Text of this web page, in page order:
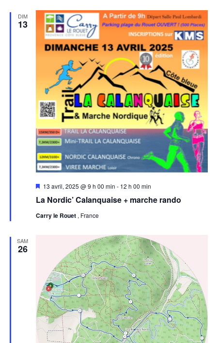
DIM
13
La Nordic’ Calanquaise + marche rando
Mis
avant
13 avril, 2025 @ 9 h 00 min - 12 h 00 min
Carry le Rouet , France
SAM
26